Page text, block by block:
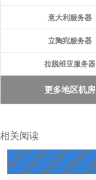
意大利服务器
立陶宛服务器
拉脱维亚服务器
更多地区机房
相关阅读